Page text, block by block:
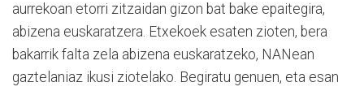
aurrekoan etorri zitzaidan gizon bat bake epaitegira,
abizena euskaratzera. Etxekoek esaten zioten, bera
bakarrik falta zela abizena euskaratzeko, NANean
gaztelaniaz ikusi ziotelako. Begiratu genuen, eta esan